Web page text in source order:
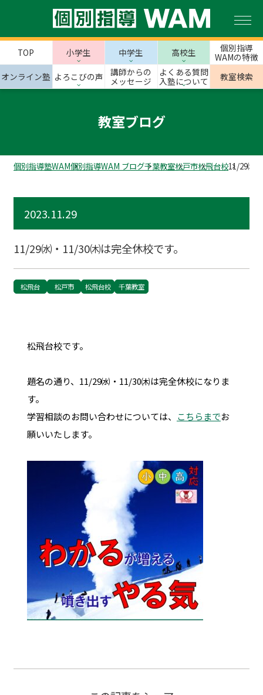
TOP 小学生 中学生 高校生
個別指導
WAMの特徴
オンライン塾 よろこびの声
講師からの
メッセージ
よくある質問
入塾について
教室検索
教室ブログ
個別指導塾WAM個別指導WAM ブログ千葉教室松戸市松飛台校11/29㈬
2023.11.29
11/29㈬・11/30㈭は完全休校です。
松飛台 松戸市 松飛台校 千葉教室
松飛台校です。
題名の通り、11/29㈬・11/30㈭は完全休校になりま
す。
学習相談のお問い合わせについては、 こちらまでお
願いいたします。